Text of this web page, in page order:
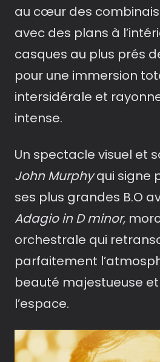
au cœur des
avec des plans à
casques au plus prés
pour une immersion
intersidérale et
intense.
Un spectacle visuel et
John Murphyqui signe
ses plus grandes B.O
Adagio in D minor,
orchestrale qui
parfaitement
beauté majestueuse
l’espace.